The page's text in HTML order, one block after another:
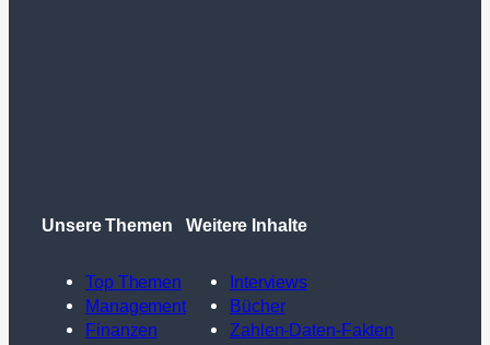
Unsere Themen
Top Themen
Management
Finanzen
Weitere Inhalte
Interviews
Bücher
Zahlen-Daten-Fakten